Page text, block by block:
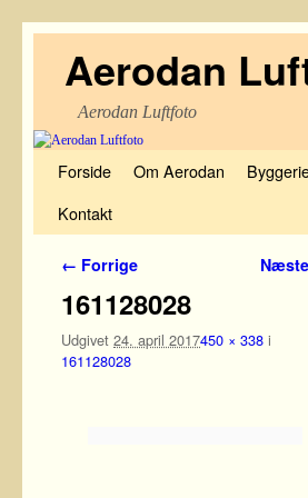
Aerodan
Aerodan Luftfoto
Forside Om Aerodan
Kontakt
Billednavigation
← Forrige
161128028
Udgivet 24. april 2017450 × 338 i
161128028